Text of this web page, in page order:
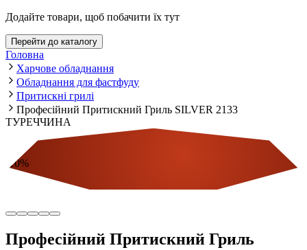
Додайте товари, щоб побачити їх тут
Перейти до каталогу
Головна
Харчове обладнання
Обладнання для фастфуду
Притискні грилі
Професійний Притискний Гриль SILVER 2133
ТУРЕЧЧИНА
10%
Професійний Притискний Гриль